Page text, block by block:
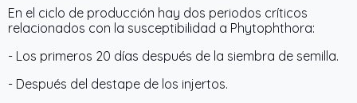
En el ciclo de producción hay dos periodos críticos
relacionados con la susceptibilidad a Phytophthora:
- Los primeros 20 días después de la siembra de semilla.
- Después del destape de los injertos.